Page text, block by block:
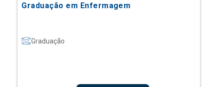
Graduação em Enfermagem
Graduação